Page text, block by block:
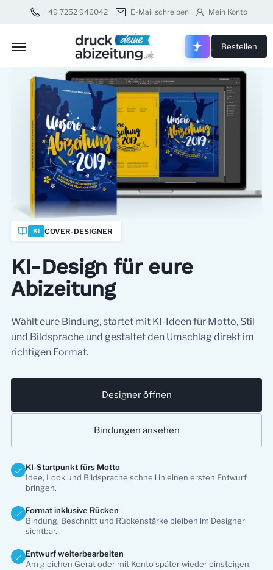
+49 7252 946042 E-Mail schreiben Mein Konto
Druck
Bestellen
KI COVER-DESIGNER
KI-Design für eure
Abizeitung
Wählt eure Bindung, startet mit KI-Ideen für Motto, Stil
und Bildsprache und gestaltet den Umschlag direkt im
richtigen Format.
Designer öffnen
Bindungen ansehen
KI-Startpunkt fürs Motto
Idee, Look und Bildsprache schnell in einen ersten Entwurf
bringen.
Format inklusive Rücken
Bindung, Beschnitt und Rückenstärke bleiben im Designer
sichtbar.
Entwurf weiterbearbeiten
Am gleichen Gerät oder mit Konto später wieder einsteigen.